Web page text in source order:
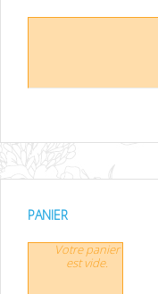
PANIER
Votre panier
est vide.